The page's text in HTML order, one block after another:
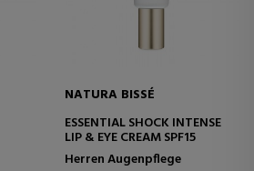
NATURA BISSÉ
ESSENTIAL SHOCK INTENSE
LIP & EYE CREAM SPF15
Herren Augenpflege